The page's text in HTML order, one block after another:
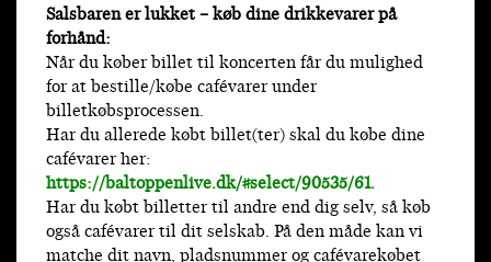
Salsbaren er lukket – køb dine drikkevarer på
forhånd:
Når du køber billet til koncerten får du mulighed
for at bestille/købe cafévarer under
billetkøbsprocessen.
Har du allerede købt billet(ter) skal du købe dine
cafévarer her:
https://baltoppenlive.dk/#select/90535/61.
Har du købt billetter til andre end dig selv, så køb
også cafévarer til dit selskab. På den måde kan vi
matche dit navn, pladsnummer og cafévarekøbet